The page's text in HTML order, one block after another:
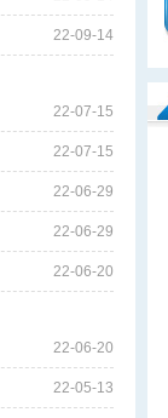
22-09-14
22-07-15
22-07-15
22-06-29
22-06-29
22-06-20
22-06-20
22-05-13